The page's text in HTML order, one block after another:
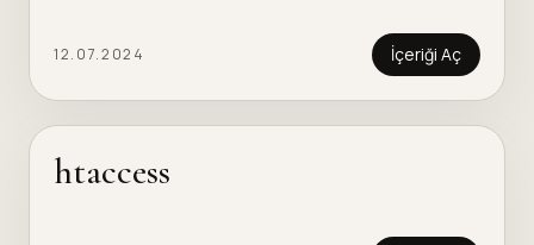
12.07.2024 İçeriği Aç
htaccess